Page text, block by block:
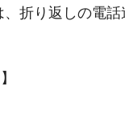
折り返しの電話